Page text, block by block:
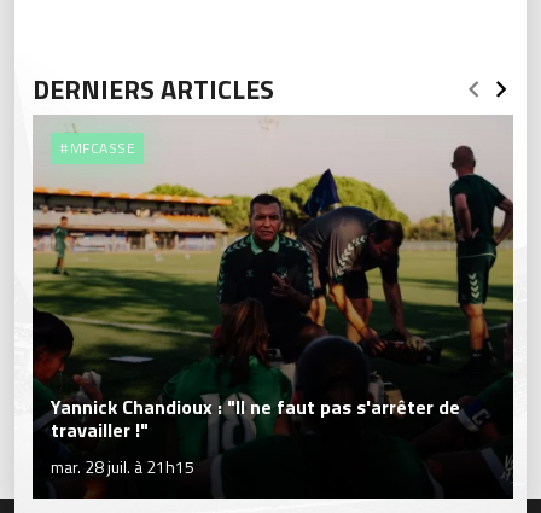
DERNIERS ARTICLES
#MFCASSE
Yannick Chandioux : "Il ne faut pas s'arrêter de
travailler !"
mar. 28 juil. à 21h15